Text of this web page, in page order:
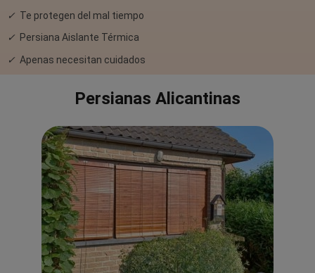
✓ Te protegen del mal tiempo
✓ Persiana Aislante Térmica
✓ Apenas necesitan cuidados
Persianas Alicantinas